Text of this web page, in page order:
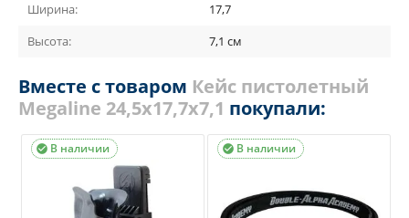
Ширина:
17,7
Высота:
7,1 см
Вместе с товаром Кейс пистолетный
Megaline 24,5х17,7х7,1 покупали:
В наличии
 В наличии
